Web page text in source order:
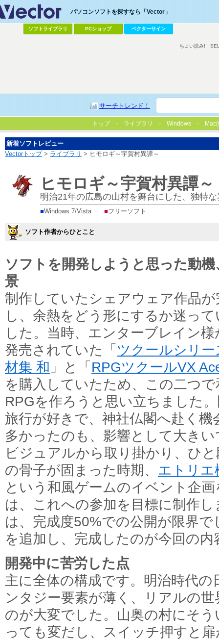
パソコンソフトを探すなら「Vector」
ソフトライブラリ PCショップ ベクターサイン
サーチトレンド！
ちょい読み!
トップ ライブラリ Windows
新着ソフトレビュー
Vectorトップ> ライブラリ > ヒモロギ～宇賀村異譚～
ヒモロギ～宇賀村異譚～
明治21年の広島の山村を舞台にした、独特
■Windows 7/Vista ■フリーソフト
ソフト作者からひとこと
ソフトを開発しようと思った動機
景
制作していたシェアウェア作品が
し、余熱をどう形にするか迷って
した。当時、エンターブレイン様
発売されていた「 ツクールシリー
材集 和 」と「 RPGツクールVX
を購入していたため、この二つで
RPGを作ろうと思い立ちました
旅行が好きで、神社仏閣へ赴く機
多かったのも、影響として大き
ビジュアルから取り掛かり、ひ
の骨子が固まった時期、 エトリエ
という和風ゲームのイベント企
は、これへの参加を目標に制作
は、完成度50%での公開が限界
を追加し、完成したのが今回の内
開発中に苦労した点
主に全体の構成です。明治時代
ンタジー要素が薄く、リアルの
のが大変でした。山奥の村にそ
っても変だし、スイッチ押すと